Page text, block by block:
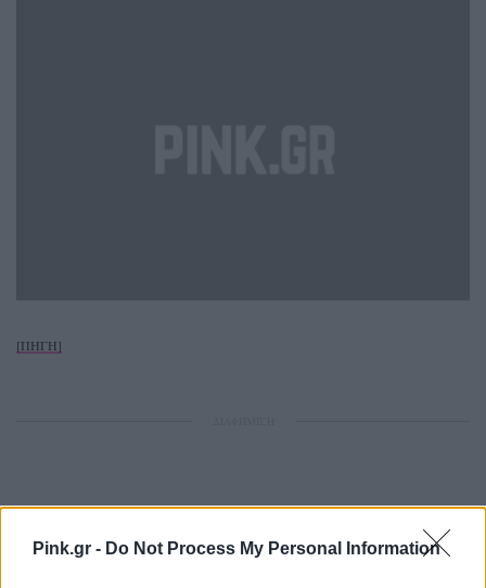
Pink.gr - Do Not Process My Personal Information
[ΠΗΓΗ]